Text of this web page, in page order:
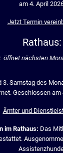
am 4. April
Jetzt Termin
Rathaus:
Öffnungs- oder
öffnet nächsten
3. Samstag des
Geschlossen am
Ämter und
im Rathaus: Das